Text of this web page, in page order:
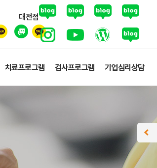
대전점
치료프로그램 검사프로그램 기업심리상담